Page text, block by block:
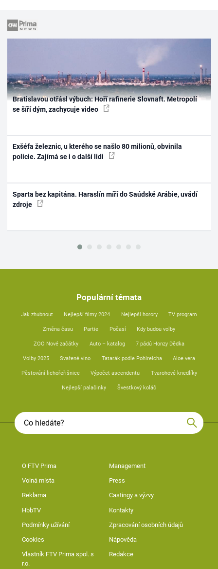
Bratislavou otřásl výbuch: Hoří rafinerie Slovnaft. Metropolí
se šíří dým, zachycuje video
Exšéfa železnic, u kterého se našlo 80 milionů, obvinila
policie. Zajímá se i o další lidi
Sparta bez kapitána. Haraslín míří do Saúdské Arábie, uvádí
zdroje
Populární témata
Jak zhubnout Nejlepší filmy 2024 Nejlepší horory TV program
Změna času Partie Počasí Kdy budou volby
ZOO Nové začátky Auto – katalog 7 pádů Honzy Dědka
Volby 2025 Svařené víno Tatarák podle Pohlreicha Aloe vera
Pěstování lichořeřišnice Výpočet ascendentu Tvarohové knedlíky
Nejlepší palačinky Švestkový koláč
O FTV Prima Management
Volná místa Press
Reklama Castingy a výzvy
HbbTV Kontakty
Podmínky užívání Zpracování osobních údajů
Cookies Nápověda
Vlastník FTV Prima spol. s
r.o.
Redakce